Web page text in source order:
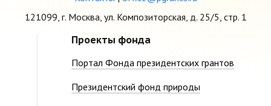
121099, г. Москва, ул. Композиторская, д. 25/5, стр. 1
Проекты фонда
Портал Фонда президентских грантов
Президентский фонд природы